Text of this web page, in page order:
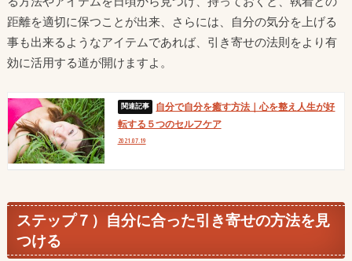
距離を適切に保つことが出来、さらには、自分の気分を上げる
事も出来るようなアイテムであれば、引き寄せの法則をより有
効に活用する道が開けますよ。
自分で自分を癒す方法｜心を整え人生が好
転する５つのセルフケア
2021.07.19
ステップ７）自分に合った引き寄せの方法を見
つける